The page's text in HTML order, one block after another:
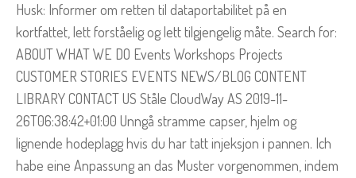
Husk: Informer om retten til dataportabilitet på en
kortfattet, lett forståelig og lett tilgjengelig måte. Search for:
ABOUT WHAT WE DO Events Workshops Projects
CUSTOMER STORIES EVENTS NEWS/BLOG CONTENT
LIBRARY CONTACT US Ståle CloudWay AS 2019-11-
26T06:38:42+01:00 Unngå stramme capser, hjelm og
lignende hodeplagg hvis du har tatt injeksjon i pannen. Ich
habe eine Anpassung an das Muster vorgenommen, indem